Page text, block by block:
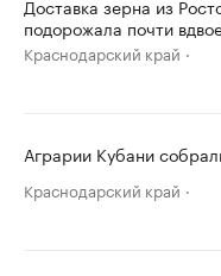
Доставка зерна из
подорожала почти
Краснодарский край
Аграрии Кубани
Краснодарский край